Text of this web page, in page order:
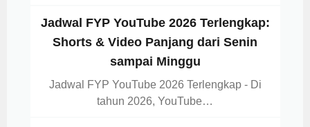
Jadwal FYP YouTube 2026 Terlengkap:
Shorts & Video Panjang dari Senin
sampai Minggu
Jadwal FYP YouTube 2026 Terlengkap - Di
tahun 2026, YouTube…